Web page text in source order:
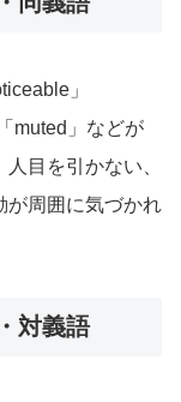
」
muted」などが
目を引かない、
が周囲に気づかれ
対義語